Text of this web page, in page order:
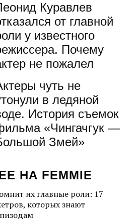
Куравлев
от главной
у известного
Почему
не пожалел
чуть не
в ледяной
История съемок
«Чингачгук —
Змей»
НА FEMMIE
их главные роли: 17
которых знают